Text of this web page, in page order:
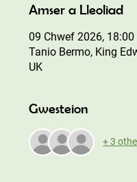
Amser a Lleoliad
09 Chwef 2026,
Tanio Bermo, King
UK
Gwesteion
+ 3